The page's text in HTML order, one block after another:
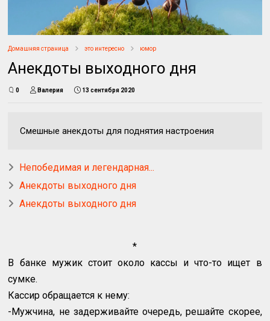
Домашняя страница это интересно юмор
Анекдоты выходного дня
0 Валерия 13 сентября 2020
Смешные анекдоты для поднятия настроения
Непобедимая и легендарная...
Анекдоты выходного дня
Анекдоты выходного дня
*
В банке мужик стоит около кассы и что-то ищет в
сумке.
Кассир обращается к нему:
-Мужчина, не задерживайте очередь, решайте скорее,